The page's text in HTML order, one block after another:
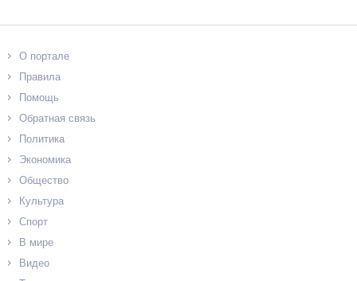
О портале
Правила
Помощь
Обратная связь
Политика
Экономика
Общество
Культура
Спорт
В мире
Видео